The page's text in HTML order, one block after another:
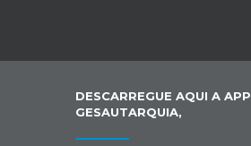
DESCARREGUE AQUI A APP
GESAUTARQUIA,